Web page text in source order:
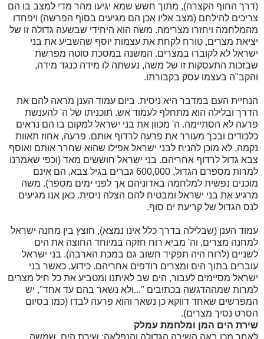
(דרך החוף הקצרה), מתוך חשש שמא יגיעו מהר מדי למצב בו הם
צריכים להילחם (מצב אליו אכן הם מגיעים בסוף הפרשה) ויפחדו
מהמלחמה ויחזרו מצרימה. משה הוא היחידי שבשעה גדולה זו של
יציאת מצרים, טורח לקחת את עצמות יוסף שהשביע את בני
ישראל לא לקוברו במצרים. המשנה במסכת סוטה מפרשת
שבזכות התעסקות זו של משה, נעשתה לו מידה כנגד מידה,
והקב"ה בעצמו עסק בקבורתו.
הנחיית העם במדבר היא ניסית. ביום עמוד הענן מראה להם את
הדרך ובלילה הוא מתחלף לעמוד אש. תוכניתו של ה' להענשת
פרעה לא הסתיימה. ה' מכוון את בני ישראל למקום בו הם נראים
כלכודים ובכך מעורר את פרעה לרדוף אותם. פרעה, אחוז תאוות
נקמה, לא מוכן להניח לבני ישראל אפילו שהוא שחרר אותם ואוסף
צבא גדול לרדוף אחריהם. בני ישראל חוששים מאד (וכפי שאמרנו
למרות מספרם הגדול, 600,000 גברים בגיל צבא, הם אינם
מוכנים נפשית למלחמה באדוניהם אך לפני ימים מספר). משה
מרגיע את בני ישראל ומבטיח להם הצלה ניסית. כאן אנו מגיעים
לנס הגדול של קריעת ים סוף.
עמוד הענן (שבלילה בדרך כלל אינו נמצא), חוצץ בין מחנה ישראל
למחנה מצרים, וה' מביא רוח חזקה במיוחד החוצה את הים
לשניים (לרוח היה תפקיד חשוב גם במכת הארבה). בני ישראל
עוברים בתוך הים ומצרים רודפים אחריהם. כידוע, כאשר בני
ישראל מסיימים לעבור, הים שב לאיתנו ומטביע את כל חיל מצרים
למרות שמההדגשה בכתובים "...ולא נשאר בהם עד אחד", יש
המפרשים שאחד דווקא כן נשאר והוא פרעה לבדו (כמו בסיום
הסרט נסיך מצרים).
שירת הים המן ומלחמת עמלק
לאחר מכן באה השירה הגדולה והנפלאה: שירת הים, שמשה